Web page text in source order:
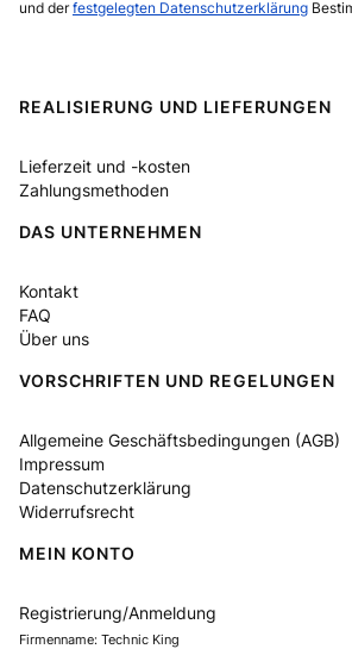
und derfestgelegten Datenschutzerklärung
Fußzeilenmenü
REALISIERUNG UND LIEFERUNGEN
Lieferzeit und -kosten
Zahlungsmethoden
DAS UNTERNEHMEN
Kontakt
FAQ
Über uns
VORSCHRIFTEN UND REGELUNGEN
Allgemeine Geschäftsbedingungen (AGB)
Impressum
Datenschutzerklärung
Widerrufsrecht
MEIN KONTO
Registrierung/Anmeldung
Firmenname: Technic King